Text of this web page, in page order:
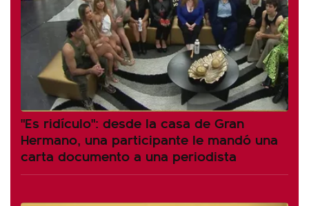
"Es ridículo": desde la casa de Gran
Hermano, una participante le mandó una
carta documento a una periodista